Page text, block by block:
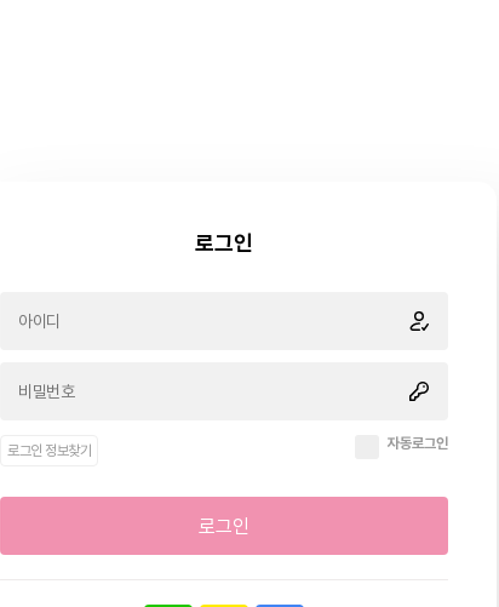
로그인
로그인 정보찾기 자동로그인
로그인